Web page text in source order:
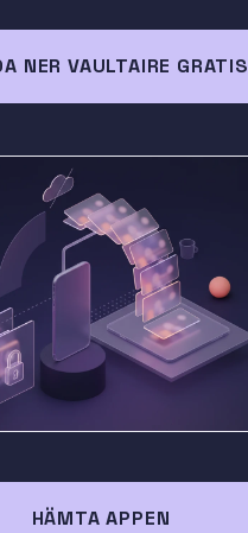
NER VAULTAIRE GRATIS
HÄMTA APPEN